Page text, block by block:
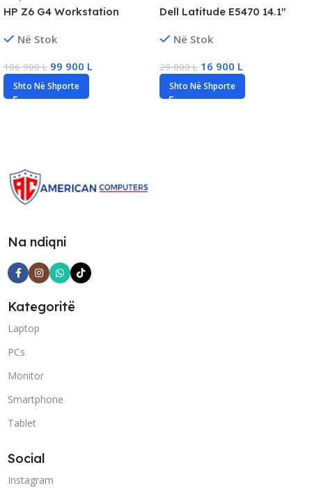
HP Z6 G4 Workstation
5122 x2, 64GB DDR4, 512GB
P4000/8GB
Në Stok
106 900L 99 900 L
Shto Në Shporte
Dell Latitude E5470 14.1″
i5, 8GB RAM, 256GB SSD
Në Stok
29 000L 16 900 L
Shto Në Shporte
Na ndiqni
Kategoritë
Laptop
PCs
Monitor
Smartphone
Tablet
Social
Instagram